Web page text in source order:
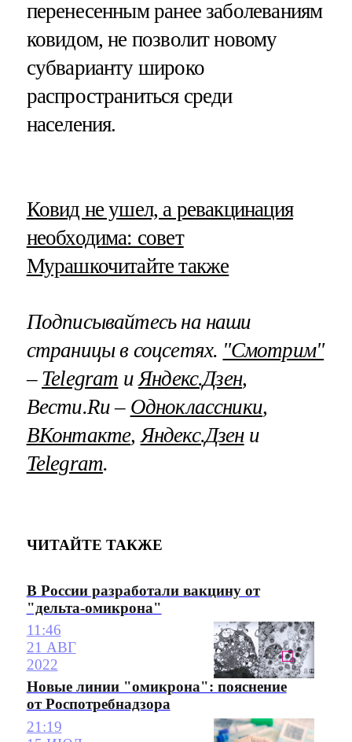
перенесенным ранее заболеваниям
ковидом, не позволит новому
субварианту широко
распространиться среди
населения.
​Ковид не ушел, а ревакцинация
необходима: совет
Мурашкочитайте также
Подписывайтесь на наши
страницы в соцсетях. "Смотрим"
– Telegram и Яндекс.Дзен,
Вести.Ru – Одноклассники,
ВКонтакте, Яндекс.Дзени
Telegram.
ЧИТАЙТЕ ТАКЖЕ
В России разработали вакцину от
"дельта-омикрона"
11:46
21 АВГ
2022
Новые линии "омикрона": пояснение
от Роспотребнадзора
21:19